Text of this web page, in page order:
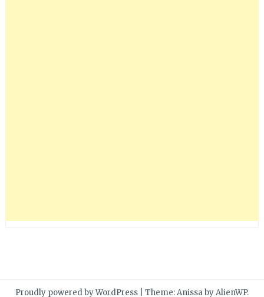
Proudly powered by WordPress Theme: Anissa byAlienWP.